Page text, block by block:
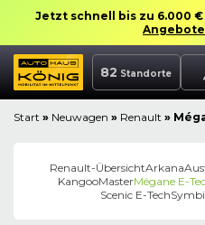
Jetzt schnell bis zu 6.000
82 Standorte
Start » Neuwagen » Renault »
Renault-ÜbersichtArkana
KangooMasterMégane E-
Scenic E-Tech